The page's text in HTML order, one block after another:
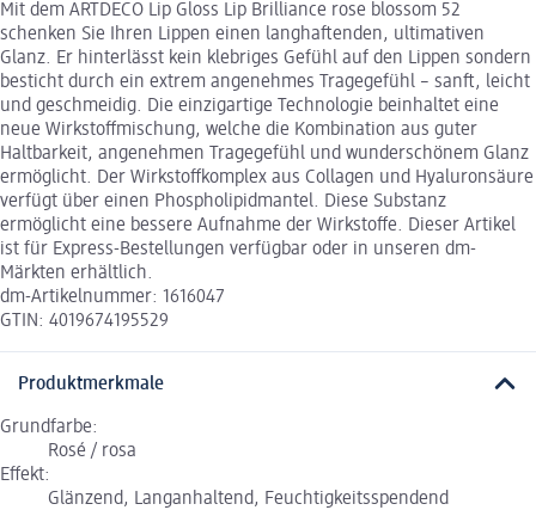
Mit dem ARTDECO Lip Gloss Lip Brilliance rose blossom 52
schenken Sie Ihren Lippen einen langhaftenden, ultimativen
Glanz. Er hinterlässt kein klebriges Gefühl auf den Lippen sondern
besticht durch ein extrem angenehmes Tragegefühl – sanft, leicht
und geschmeidig. Die einzigartige Technologie beinhaltet eine
neue Wirkstoffmischung, welche die Kombination aus guter
Haltbarkeit, angenehmen Tragegefühl und wunderschönem Glanz
ermöglicht. Der Wirkstoffkomplex aus Collagen und Hyaluronsäure
verfügt über einen Phospholipidmantel. Diese Substanz
ermöglicht eine bessere Aufnahme der Wirkstoffe. Dieser Artikel
ist für Express-Bestellungen verfügbar oder in unseren dm-
Märkten erhältlich.
dm-Artikelnummer: 1616047
GTIN: 4019674195529
Produktmerkmale
Grundfarbe:
Rosé / rosa
Effekt:
Glänzend, Langanhaltend, Feuchtigkeitsspendend